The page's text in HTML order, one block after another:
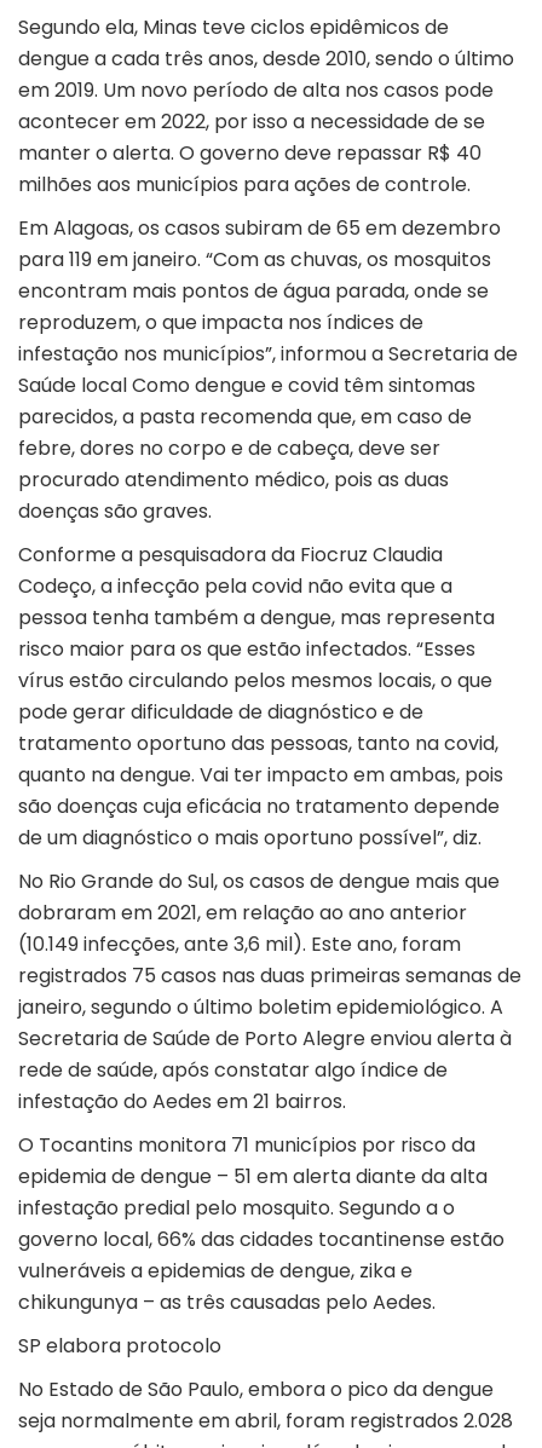
Segundo ela, Minas teve ciclos epidêmicos de
dengue a cada três anos, desde 2010, sendo o último
em 2019. Um novo período de alta nos casos pode
acontecer em 2022, por isso a necessidade de se
manter o alerta. O governo deve repassar R$ 40
milhões aos municípios para ações de controle.
Em Alagoas, os casos subiram de 65 em dezembro
para 119 em janeiro. “Com as chuvas, os mosquitos
encontram mais pontos de água parada, onde se
reproduzem, o que impacta nos índices de
infestação nos municípios”, informou a Secretaria de
Saúde local Como dengue e covid têm sintomas
parecidos, a pasta recomenda que, em caso de
febre, dores no corpo e de cabeça, deve ser
procurado atendimento médico, pois as duas
doenças são graves.
Conforme a pesquisadora da Fiocruz Claudia
Codeço, a infecção pela covid não evita que a
pessoa tenha também a dengue, mas representa
risco maior para os que estão infectados. “Esses
vírus estão circulando pelos mesmos locais, o que
pode gerar dificuldade de diagnóstico e de
tratamento oportuno das pessoas, tanto na covid,
quanto na dengue. Vai ter impacto em ambas, pois
são doenças cuja eficácia no tratamento depende
de um diagnóstico o mais oportuno possível”, diz.
No Rio Grande do Sul, os casos de dengue mais que
dobraram em 2021, em relação ao ano anterior
(10.149 infecções, ante 3,6 mil). Este ano, foram
registrados 75 casos nas duas primeiras semanas de
janeiro, segundo o último boletim epidemiológico. A
Secretaria de Saúde de Porto Alegre enviou alerta à
rede de saúde, após constatar algo índice de
infestação do Aedes em 21 bairros.
O Tocantins monitora 71 municípios por risco da
epidemia de dengue – 51 em alerta diante da alta
infestação predial pelo mosquito. Segundo a o
governo local, 66% das cidades tocantinense estão
vulneráveis a epidemias de dengue, zika e
chikungunya – as três causadas pelo Aedes.
SP elabora protocolo
No Estado de São Paulo, embora o pico da dengue
seja normalmente em abril, foram registrados 2.028